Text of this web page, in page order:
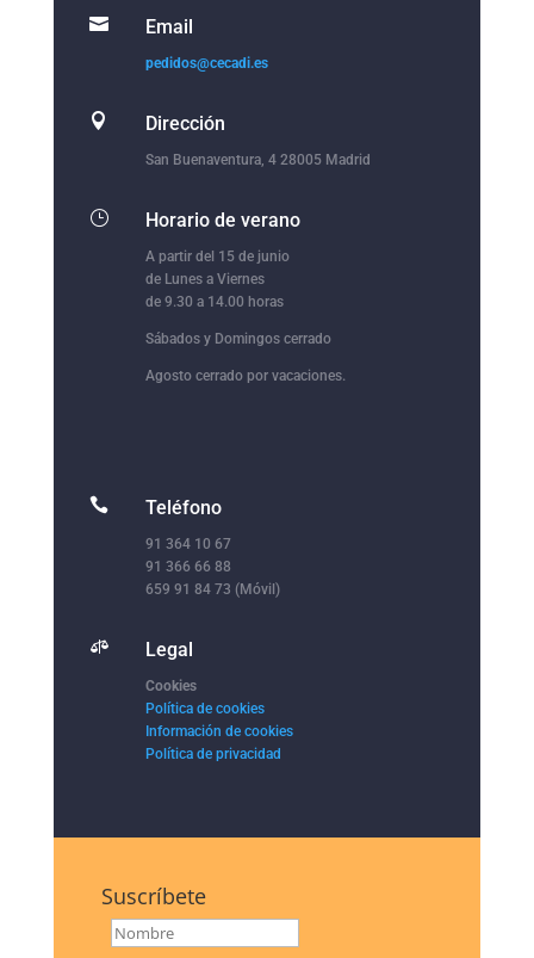
 Email
pedidos@cecadi.es
 Dirección
San Buenaventura, 4 28005 Madrid
} Horario de verano
A partir del 15 de junio
de Lunes a Viernes
de 9.30 a 14.00 horas
Sábados y Domingos cerrado
Agosto cerrado por vacaciones.
 Teléfono
91 364 10 67
91 366 66 88
659 91 84 73 (Móvil)
 Legal
Cookies
Política de cookies
Información de cookies
Política de privacidad
Suscríbete